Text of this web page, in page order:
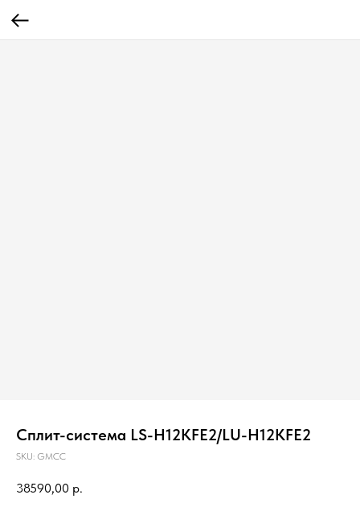
Сплит-система LS-H12KFE2/LU-H12KFE2
SKU: GMCC
38590,00 р.